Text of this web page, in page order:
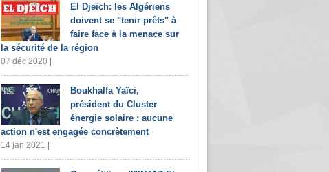
El Djeïch: les Algériens
doivent se "tenir prêts" à
faire face à la menace sur
la sécurité de la région
07 déc 2020 |
Boukhalfa Yaïci,
président du Cluster
énergie solaire : aucune
action n'est engagée concrètement
14 jan 2021 |